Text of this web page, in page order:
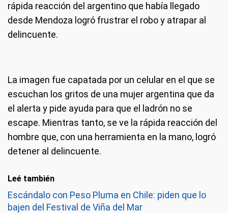
rápida reacción del argentino que había llegado
desde Mendoza logró frustrar el robo y atrapar al
delincuente.
La imagen fue capatada por un celular en el que se
escuchan los gritos de una mujer argentina que da
el alerta y pide ayuda para que el ladrón no se
escape. Mientras tanto, se ve la rápida reacción del
hombre que, con una herramienta en la mano, logró
detener al delincuente.
Leé también
Escándalo con Peso Pluma en Chile: piden que lo
bajen del Festival de Viña del Mar